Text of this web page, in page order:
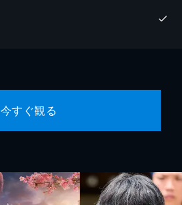
今すぐ観る